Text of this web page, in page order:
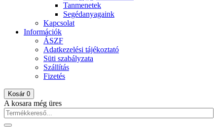
Tanmenetek
Segédanyagaink
Kapcsolat
Információk
ÁSZF
Adatkezelési tájékoztató
Süti szabályzata
Szállítás
Fizetés
Kosár 0
A kosara még üres